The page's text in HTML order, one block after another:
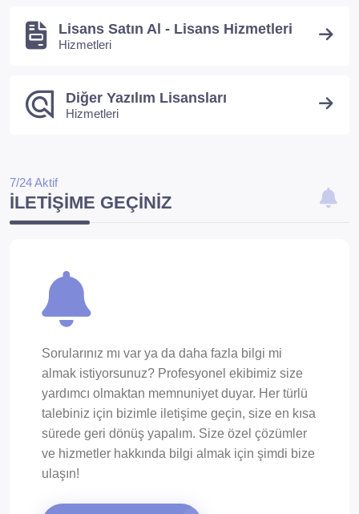
Lisans Satın Al - Lisans Hizmetleri
Hizmetleri
Diğer Yazılım Lisansları
Hizmetleri
7/24 Aktif
İLETIŞIME GEÇINIZ
Sorularınız mı var ya da daha fazla bilgi mi
almak istiyorsunuz? Profesyonel ekibimiz size
yardımcı olmaktan memnuniyet duyar. Her türlü
talebiniz için bizimle iletişime geçin, size en kısa
sürede geri dönüş yapalım. Size özel çözümler
ve hizmetler hakkında bilgi almak için şimdi bize
ulaşın!